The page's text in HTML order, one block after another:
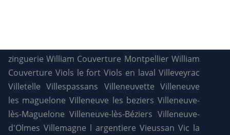
zinguerie William Couverture Montpellier William
Couverture Viols le fort Viols en laval Villeveyrac
Villetelle Villespassans Villeneuvette Villeneuve
les maguelone Villeneuve les beziers Villeneuve-
lès-Maguelone Villeneuve-lès-Béziers Villeneuve-
d'Olmes Villemagne l argentiere Vieussan Vic la